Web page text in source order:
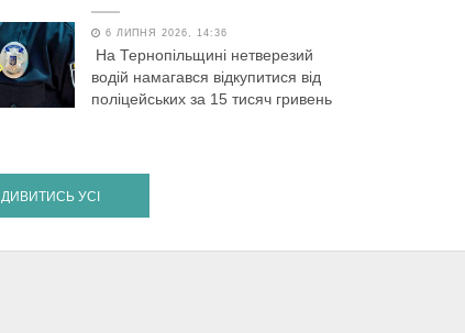
6 ЛИПНЯ 2026, 14:36
На Тернопільщині нетверезий
водій намагався відкупитися від
поліцейських за 15 тисяч гривень
ДИВИТИСЬ УСІ